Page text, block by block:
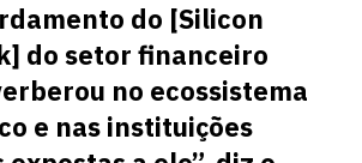
do [Silicon
do setor financeiro
no ecossistema
e nas instituições